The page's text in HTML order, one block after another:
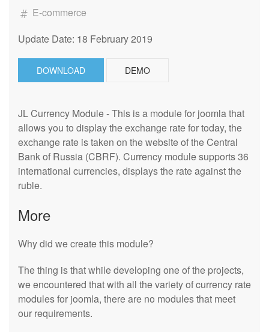
E-commerce
Update Date: 18 February 2019
DOWNLOAD DEMO
JL Currency Module - This is a module for joomla that
allows you to display the exchange rate for today, the
exchange rate is taken on the website of the Central
Bank of Russia (CBRF). Currency module supports 36
international currencies, displays the rate against the
ruble.
More
Why did we create this module?
The thing is that while developing one of the projects,
we encountered that with all the variety of currency rate
modules for joomla, there are no modules that meet
our requirements.